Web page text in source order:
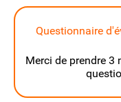
Questionnaire
Merci de prendre 3